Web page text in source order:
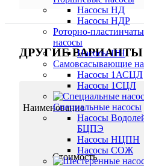
Насосы НД
Насосы НДР
Роторно-
насосы
Насосы ПН
Самовсасывающие
Насосы 1АСЦЛ
Насосы 1СЦЛ
Специальные насосы
Насосы
БЦПЭ
Насосы НЦПН
Насосы СОЖ
ДРУГИЕ ВАРИАНТЫ
Наименование
Стоимость